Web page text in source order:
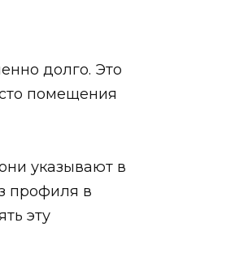
долго. Это
помещения
указывают в
профиля в
эту